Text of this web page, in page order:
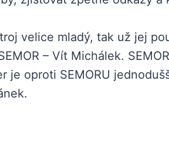
velice mladý, tak už jej
– Vít Michálek.
je oproti SEMORU